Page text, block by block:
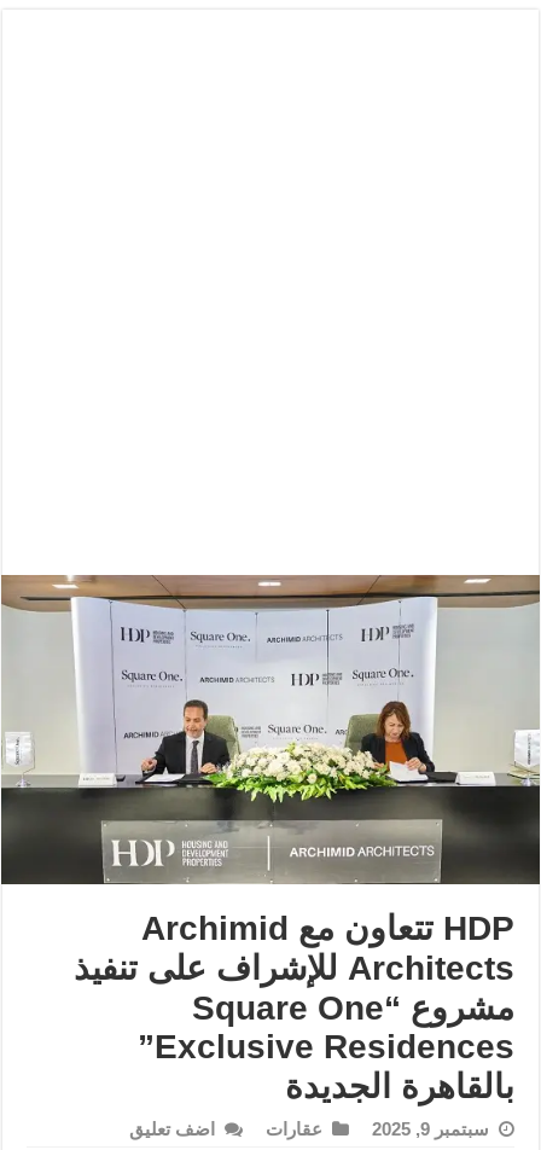
HDP تتعاون مع Archimid
Architects للإشراف على تنفيذ
مشروع “Square One
Exclusive Residences”
بالقاهرة الجديدة
سبتمبر 9, 2025 عقارات اضف تعليق